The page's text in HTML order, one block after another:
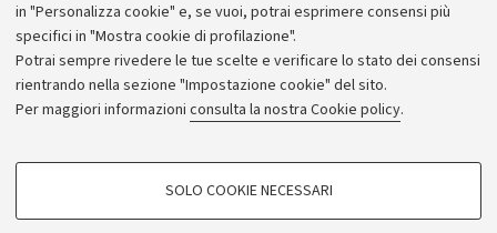
in "Personalizza cookie" e, se vuoi, potrai esprimere consensi più
specifici in "Mostra cookie di profilazione".
Potrai sempre rivedere le tue scelte e verificare lo stato dei consensi
rientrando nella sezione "Impostazione cookie" del sito.
Per maggiori informazioni consulta la nostra Cookie policy.
COOKIE DI PROFILAZIONE - FACOLTATIVI
SOLO COOKIE NECESSARI
Comunicati stampa
Redazione
Rassegna stampa